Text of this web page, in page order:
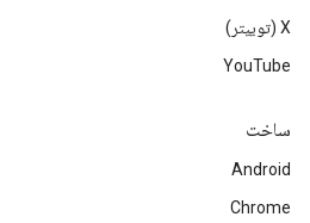
‫X (توییتر)
YouTube
ساخت
Android
Chrome